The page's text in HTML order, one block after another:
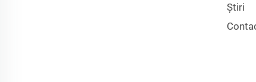
Știri